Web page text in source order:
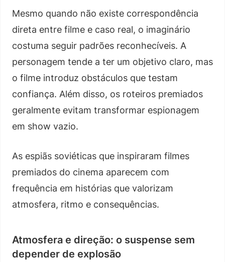
Mesmo quando não existe correspondência
direta entre filme e caso real, o imaginário
costuma seguir padrões reconhecíveis. A
personagem tende a ter um objetivo claro, mas
o filme introduz obstáculos que testam
confiança. Além disso, os roteiros premiados
geralmente evitam transformar espionagem
em show vazio.
As espiãs soviéticas que inspiraram filmes
premiados do cinema aparecem com
frequência em histórias que valorizam
atmosfera, ritmo e consequências.
Atmosfera e direção: o suspense sem
depender de explosão